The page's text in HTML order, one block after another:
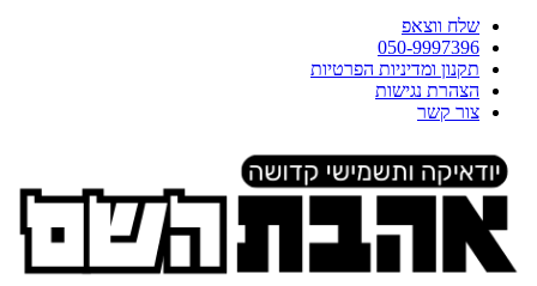
שלח ווצאפ
050-9997396
תקנון ומדיניות הפרטיות
הצהרת נגישות
צור קשר